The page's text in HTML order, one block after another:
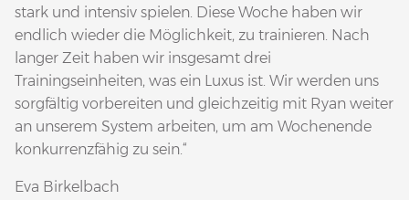
stark und intensiv spielen. Diese Woche haben wir
endlich wieder die Möglichkeit, zu trainieren. Nach
langer Zeit haben wir insgesamt drei
Trainingseinheiten, was ein Luxus ist. Wir werden uns
sorgfältig vorbereiten und gleichzeitig mit Ryan weiter
an unserem System arbeiten, um am Wochenende
konkurrenzfähig zu sein.“
Eva Birkelbach